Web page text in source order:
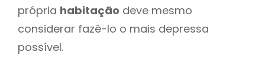
própria habitação deve mesmo
considerar fazê-lo o mais depressa
possível.